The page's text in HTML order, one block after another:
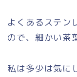
よくあるステン
ので、細かい茶
私は多少は気に